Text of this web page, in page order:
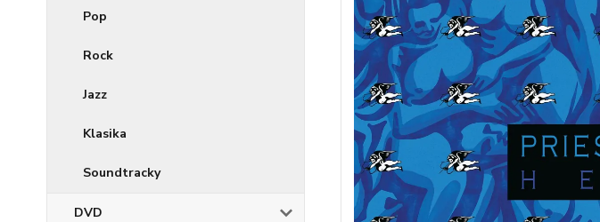
Pop
Rock
Jazz
Klasika
Soundtracky
DVD